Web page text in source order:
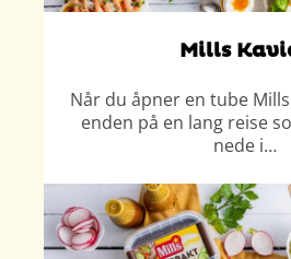
Mills
Når du åpner en tube
enden på en lang reise
nede i…